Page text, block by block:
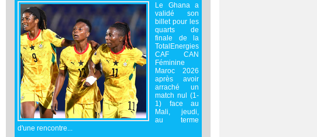
Le Ghana a
validé son
billet pour les
quarts de
finale de la
TotalEnergies
CAF CAN
Féminine
Maroc 2026
après avoir
arraché un
match nul (1-
1) face au
Mali, jeudi,
au terme
d'une rencontre...